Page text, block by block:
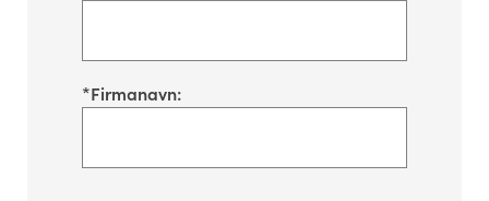
*Firmanavn: